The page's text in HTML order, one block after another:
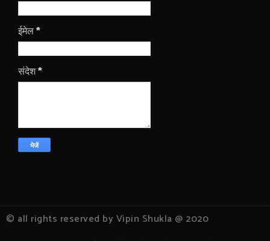
ईमेल*
संदेश*
© all rights reserved by Vipin Shukla @ 2020